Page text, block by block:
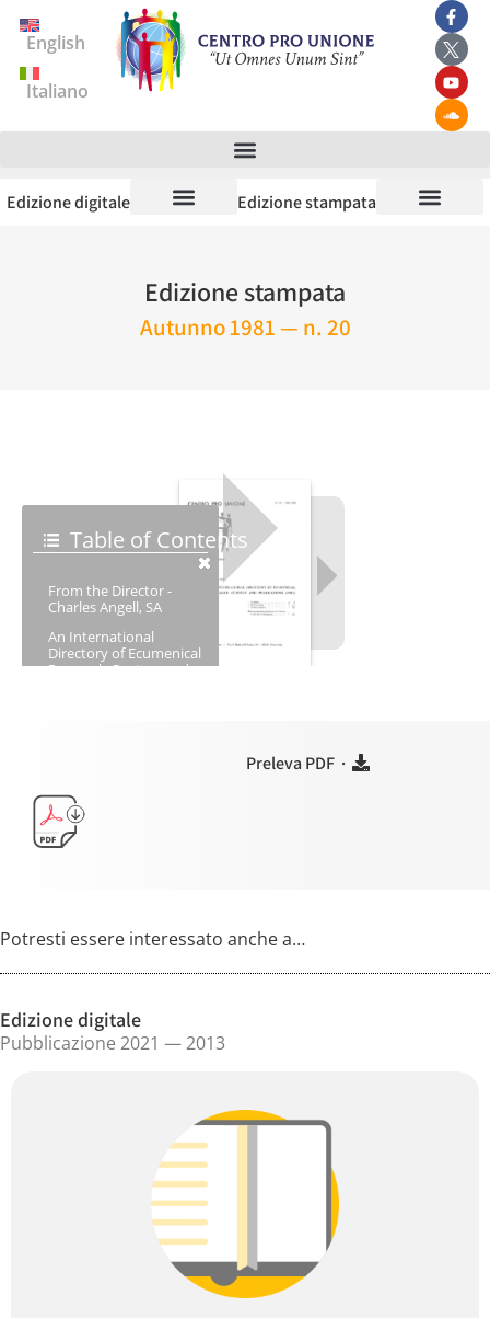
English
Italiano
Edizione digitale Edizione stampata
Edizione stampata
Autunno 1981 — n. 20
Preleva PDF ·
Potresti essere interessato anche a…
Edizione digitale
Pubblicazione 2021 — 2013